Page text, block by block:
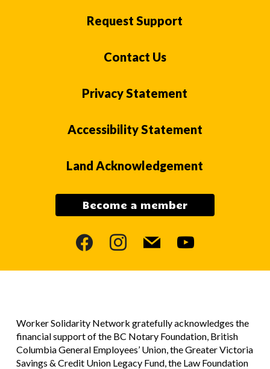
Request Support
Contact Us
Privacy Statement
Accessibility Statement
Land Acknowledgement
Become a member
facebookinstagram
mail youtube
Worker Solidarity Network gratefully acknowledges the
financial support of the BC Notary Foundation, British
Columbia General Employees’ Union, the Greater Victoria
Savings & Credit Union Legacy Fund, the Law Foundation